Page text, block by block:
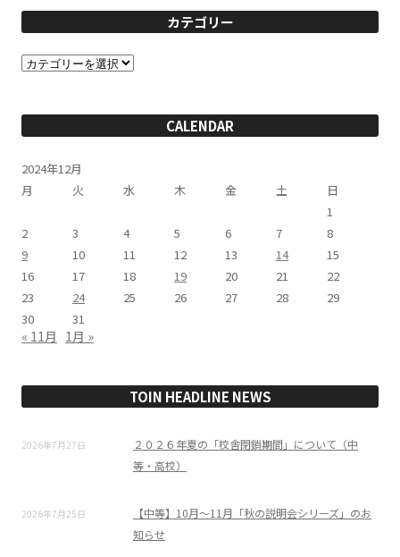
カテゴリー
カ
テ
ー
CALENDAR
2024年12月
月
火 水 木 金 土
日
1
2
3 4 5 6 7
8
9
10 11 12 13 14
15
16
17 18 19 20 21
22
23
24 25 26 27 28
29
30
31
« 11月 1月 »
TOIN HEADLINE NEWS
2026年7月27日
２０２６年夏の「校舎閉鎖期間」について（中
等・高校）
2026年7月25日
【中等】10月～11月「秋の説明会シリーズ」のお
知らせ